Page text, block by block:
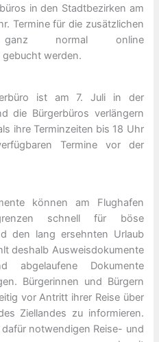
in den Stadtbezirken am
Termine für die zusätzlichen
normal online
werden.
ist am 7. Juli in der
die Bürgerbüros verlängern
ihre Terminzeiten bis 18 Uhr
Termine vor der
können am Flughafen
schnell für böse
den lang ersehnten Urlaub
deshalb Ausweisdokumente
Dokumente
Bürgerinnen und Bürgern
vor Antritt ihrer Reise über
Ziellandes zu informieren.
notwendigen Reise- und